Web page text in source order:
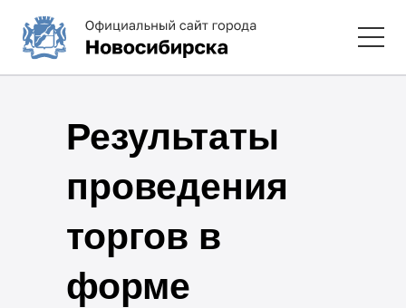
Результаты
проведения
торгов в
форме